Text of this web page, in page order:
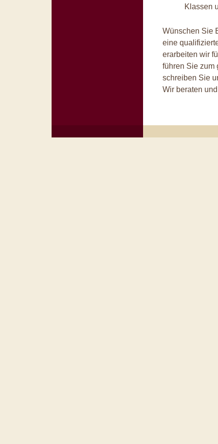
Klassen
Wünschen Sie
eine
erarbeiten wir
führen Sie zum
schreiben Sie
Wir beraten